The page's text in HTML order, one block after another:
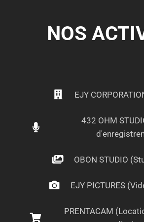
NOS
EJY
432 OHM
OBON STUDIO
EJY PICTURES
PRENTACAM